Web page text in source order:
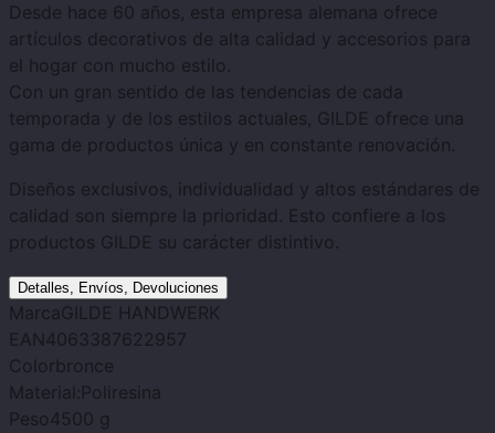
Desde hace 60 años, esta empresa alemana ofrece
artículos decorativos de alta calidad y accesorios para
el hogar con mucho estilo.
Con un gran sentido de las tendencias de cada
temporada y de los estilos actuales, GILDE ofrece una
gama de productos única y en constante renovación.
Diseños exclusivos, individualidad y altos estándares de
calidad son siempre la prioridad. Esto confiere a los
productos GILDE su carácter distintivo.
Detalles, Envíos, Devoluciones
MarcaGILDE HANDWERK
EAN4063387622957
Color bronce
Material:Poliresina
Peso4500 g